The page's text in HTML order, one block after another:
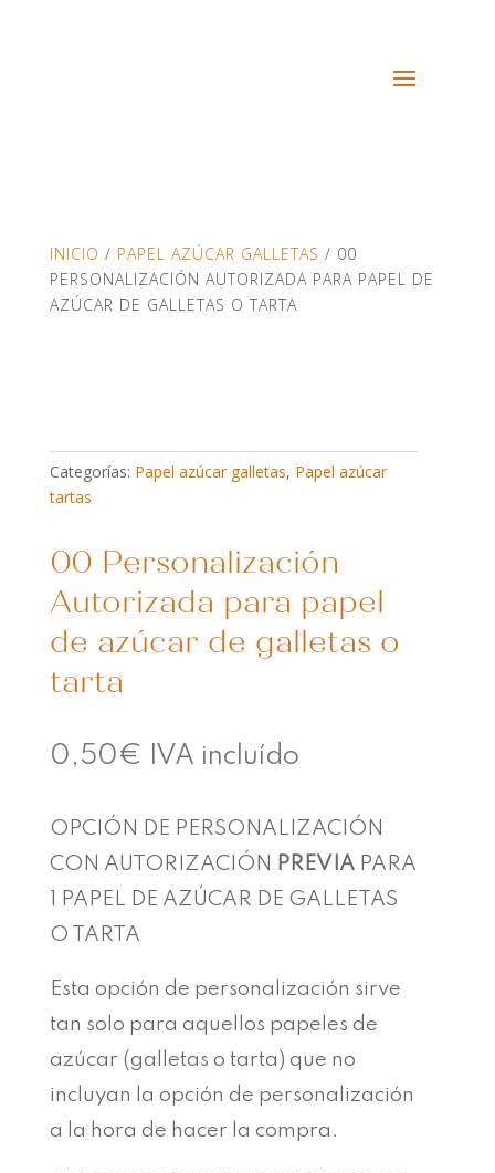
INICIO / PAPEL AZÚCAR GALLETAS / 00
PERSONALIZACIÓN AUTORIZADA PARA PAPEL DE
AZÚCAR DE GALLETAS O TARTA
Categorías: Papel azúcar galletas, Papel azúcar
tartas
00 Personalización
Autorizada para papel
de azúcar de galletas o
tarta
0,50€ IVA incluído
OPCIÓN DE PERSONALIZACIÓN
CON AUTORIZACIÓN PREVIAPARA
1 PAPEL DE AZÚCAR DE GALLETAS
O TARTA
Esta opción de personalización sirve
tan solo para aquellos papeles de
azúcar (galletas o tarta) que no
incluyan la opción de personalización
a la hora de hacer la compra.